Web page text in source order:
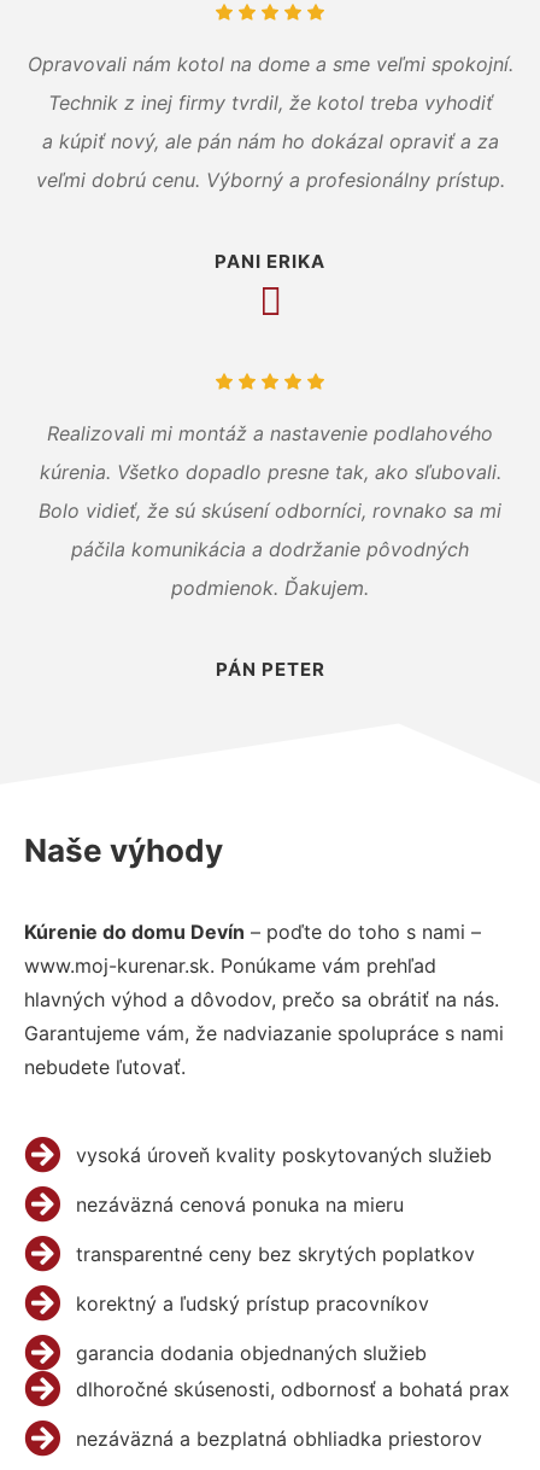
Opravovali nám kotol na dome a sme veľmi spokojní.
Technik z inej firmy tvrdil, že kotol treba vyhodiť
a kúpiť nový, ale pán nám ho dokázal opraviť a za
veľmi dobrú cenu. Výborný a profesionálny prístup.
PANI ERIKA
Realizovali mi montáž a nastavenie podlahového
kúrenia. Všetko dopadlo presne tak, ako sľubovali.
Bolo vidieť, že sú skúsení odborníci, rovnako sa mi
páčila komunikácia a dodržanie pôvodných
podmienok. Ďakujem.
PÁN PETER
Naše výhody
Kúrenie do domu Devín – poďte do toho s nami –
www.moj-kurenar.sk. Ponúkame vám prehľad
hlavných výhod a dôvodov, prečo sa obrátiť na nás.
Garantujeme vám, že nadviazanie spolupráce s nami
nebudete ľutovať.
vysoká úroveň kvality poskytovaných služieb
nezáväzná cenová ponuka na mieru
transparentné ceny bez skrytých poplatkov
korektný a ľudský prístup pracovníkov
garancia dodania objednaných služieb
dlhoročné skúsenosti, odbornosť a bohatá prax
nezáväzná a bezplatná obhliadka priestorov